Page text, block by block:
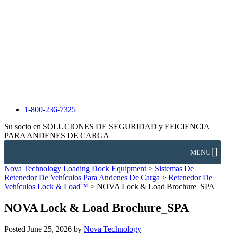
1-800-236-7325
Su socio en SOLUCIONES DE SEGURIDAD y EFICIENCIA
PARA ANDENES DE CARGA
MENU
Nova Technology Loading Dock Equipment > Sistemas De
Retenedor De Vehículos Para Andenes De Carga > Retenedor De
Vehículos Lock & Load™ > NOVA Lock & Load Brochure_SPA
NOVA Lock & Load Brochure_SPA
Posted June 25, 2026 by Nova Technology